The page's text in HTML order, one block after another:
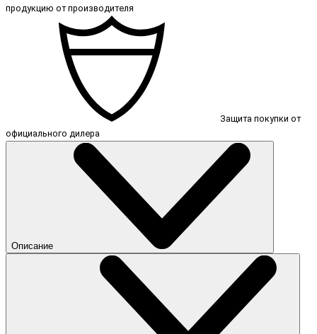
продукцию от производителя
Защита покупки от
официального дилера
Описание